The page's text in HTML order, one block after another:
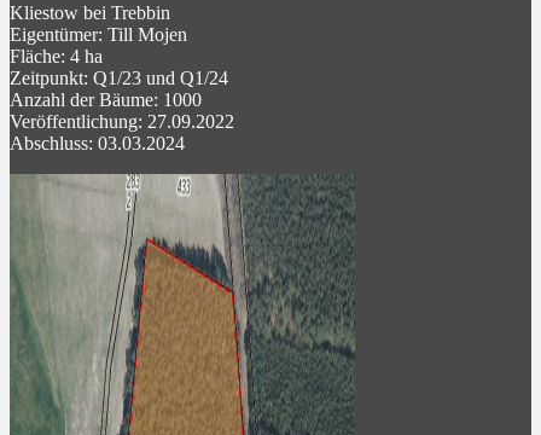
Kliestow bei Trebbin
Eigentümer: Till Mojen
Fläche: 4 ha
Zeitpunkt: Q1/23 und Q1/24
Anzahl der Bäume: 1000
Veröffentlichung: 27.09.2022
Abschluss: 03.03.2024